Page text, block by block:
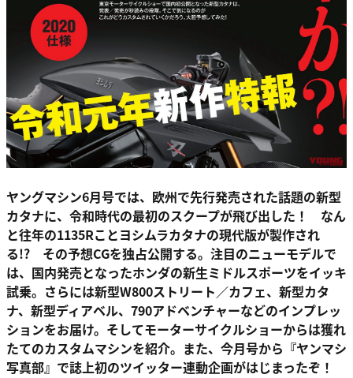
ヤングマシン6月号では、欧州で先行発売された話題の新型
カタナに、令和時代の最初のスクープが飛び出した！ なん
と往年の1135Rことヨシムラカタナの現代版が製作され
る!? その予想CGを独占公開する。注目のニューモデルで
は、国内発売となったホンダの新生ミドルスポーツをイッキ
試乗。さらには新型W800ストリート／カフェ、新型カタ
ナ、新型ディアベル、790アドベンチャーなどのインプレッ
ションをお届け。そしてモーターサイクルショーからは獲れ
たてのカスタムマシンを紹介。また、今月号から『ヤンマシ
写真部』で誌上初のツイッター連動企画がはじまったぞ！